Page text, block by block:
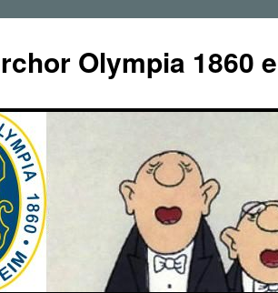
Olympia 1860